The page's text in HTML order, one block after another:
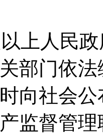
上人民
部门依
向社会
监督管